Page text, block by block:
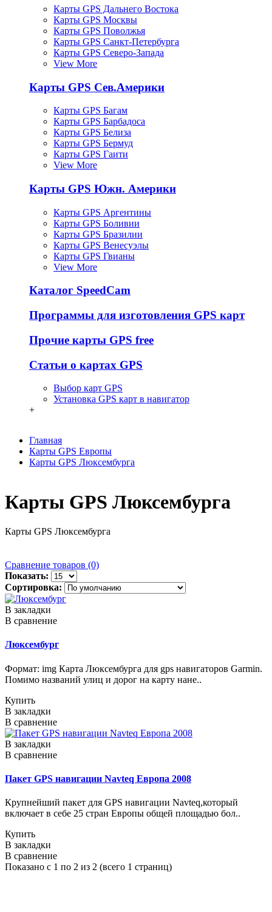
Карты GPS Дальнего Востока
Карты GPS Москвы
Карты GPS Поволжья
Карты GPS Санкт-Петербурга
Карты GPS Северо-Запада
View More
Карты GPS Сев.Америки
Карты GPS Багам
Карты GPS Барбадоса
Карты GPS Белиза
Карты GPS Бермуд
Карты GPS Гаити
View More
Карты GPS Южн. Америки
Карты GPS Аргентины
Карты GPS Боливии
Карты GPS Бразилии
Карты GPS Венесуэлы
Карты GPS Гвианы
View More
Каталог SpeedCam
Программы для изготовления GPS карт
Прочие карты GPS free
Статьи о картах GPS
Выбор карт GPS
Установка GPS карт в навигатор
+
Главная
Карты GPS Европы
Карты GPS Люксембурга
Карты GPS Люксембурга
Карты GPS Люксембурга
Сравнение товаров (0)
Показать:
Сортировка:
В закладки
В сравнение
Люксембург
Формат: img Карта Люксембурга для gps навигаторов Garmin.
Помимо названий улиц и дорог на карту нане..
Купить
В закладки
В сравнение
В закладки
В сравнение
Пакет GPS навигации Navteq Европа 2008
Крупнейший пакет для GPS навигации Navteq,который
включает в себе 25 стран Европы общей площадью бол..
Купить
В закладки
В сравнение
Показано с 1 по 2 из 2 (всего 1 страниц)